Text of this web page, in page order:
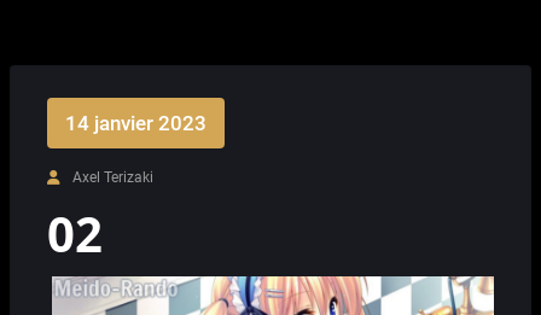
14 janvier 2023
Axel Terizaki
02